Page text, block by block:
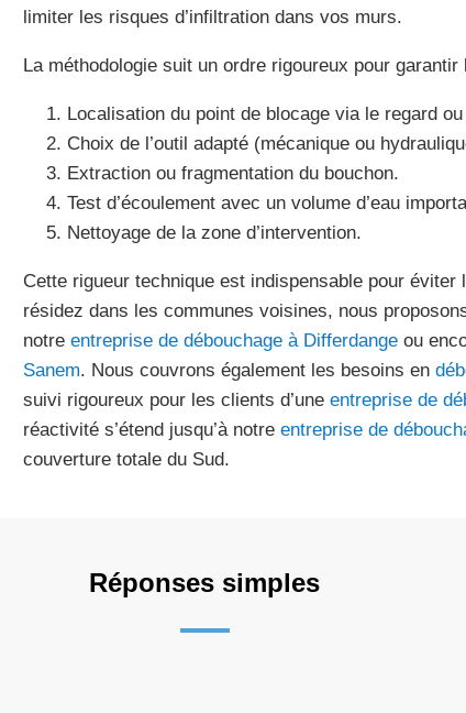
limiter les risques d’infiltration dans vos murs.
La méthodologie suit un ordre rigoureux pour
Localisation du point de blocage via le regard
Choix de l’outil adapté (mécanique ou
Extraction ou fragmentation du bouchon.
Test d’écoulement avec un volume d’eau
Nettoyage de la zone d’intervention.
Cette rigueur technique est indispensable pour
résidez dans les communes voisines, nous
notre entreprise de débouchage à Differdangeou
Sanem. Nous couvrons également les besoins en
suivi rigoureux pour les clients d’une entreprise de
réactivité s’étend jusqu’à notre entreprise de
couverture totale du Sud.
Réponses simples